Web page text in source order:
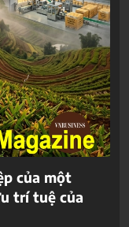
của một
trí tuệ của